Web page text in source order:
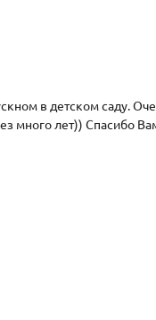
в детском саду.
много лет)) Спасибо